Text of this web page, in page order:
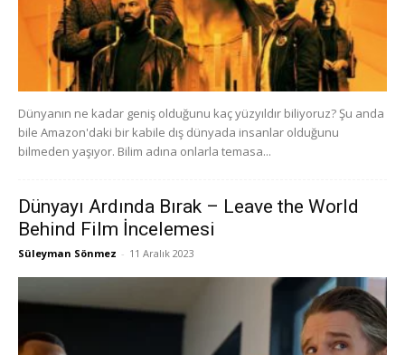
Dünyanın ne kadar geniş olduğunu kaç yüzyıldır biliyoruz? Şu anda
bile Amazon'daki bir kabile dış dünyada insanlar olduğunu
bilmeden yaşıyor. Bilim adına onlarla temasa...
Dünyayı Ardında Bırak – Leave the World
Behind Film İncelemesi
Süleyman Sönmez - 11 Aralık 2023